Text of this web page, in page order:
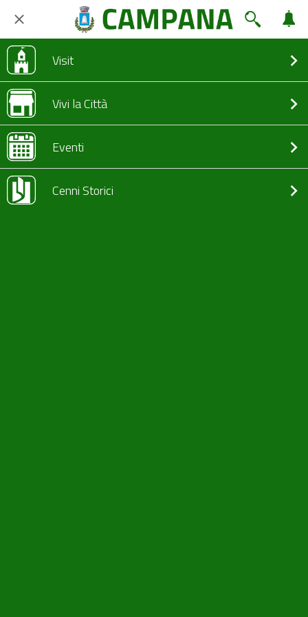
Visit
Vivi la Città
Eventi
Cenni Storici